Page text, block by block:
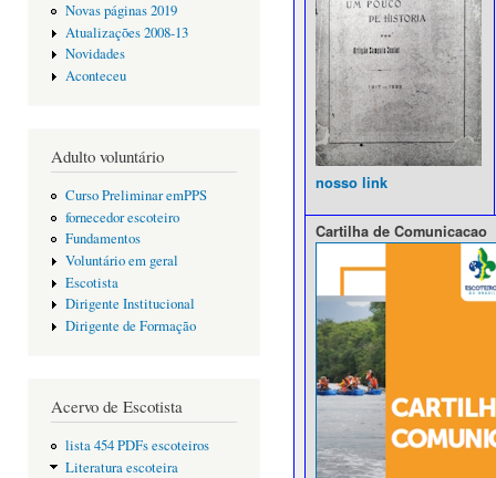
Novas páginas 2019
Atualizações 2008-13
Novidades
Aconteceu
Adulto voluntário
Curso Preliminar emPPS
fornecedor escoteiro
Fundamentos
Voluntário em geral
Escotista
Dirigente Institucional
Dirigente de Formação
Acervo de Escotista
lista 454 PDFs escoteiros
Literatura escoteira
nosso link
Cartilha de Comunicacao